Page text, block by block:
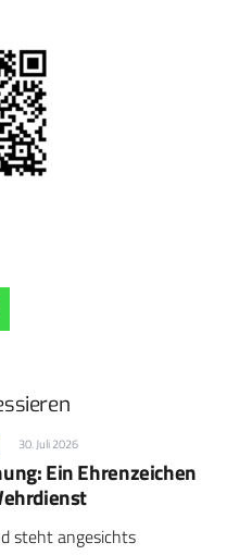
30. Juli 2026
Ein Ehrenzeichen
steht angesichts